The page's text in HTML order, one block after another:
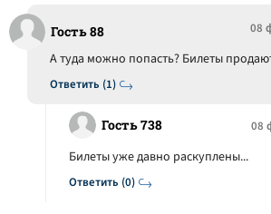
Гость 88 08
Ответить (1)
А туда можно попасть? Билеты
Гость 738 08
Ответить (0)
Билеты уже давно раскуплены...